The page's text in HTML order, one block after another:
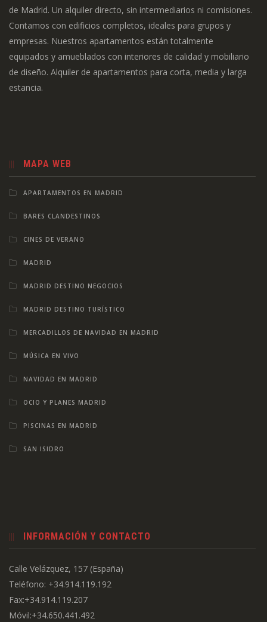
de Madrid. Un alquiler directo, sin intermediarios ni comisiones.
Contamos con edificios completos, ideales para grupos y
empresas. Nuestros apartamentos están totalmente
equipados y amueblados con interiores de calidad y mobiliario
de diseño. Alquiler de apartamentos para corta, media y larga
estancia.
MAPA WEB
APARTAMENTOS EN MADRID
BARES CLANDESTINOS
CINES DE VERANO
MADRID
MADRID DESTINO NEGOCIOS
MADRID DESTINO TURÍSTICO
MERCADILLOS DE NAVIDAD EN MADRID
MÚSICA EN VIVO
NAVIDAD EN MADRID
OCIO Y PLANES MADRID
PISCINAS EN MADRID
SAN ISIDRO
INFORMACIÓN Y CONTACTO
Calle Velázquez, 157 (España)
Teléfono: +34.914.119.192
Fax:+34.914.119.207
Móvil:+34.650.441.492